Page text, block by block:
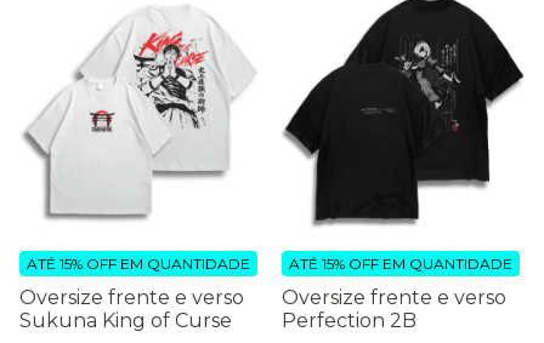
Oversize frente e verso
Sukuna King of Curse
ATÉ 15% OFF EM QUANTIDADE
Oversize frente e verso
Perfection 2B
ATÉ 15% OFF EM QUANTIDADE